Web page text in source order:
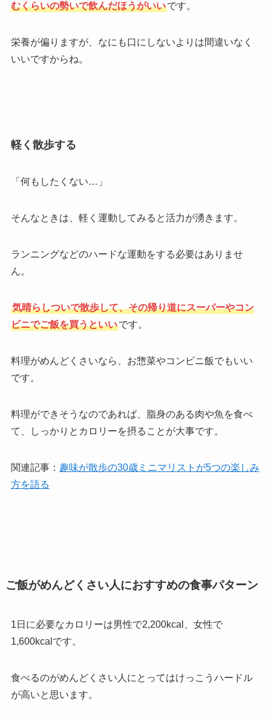
むくらいの勢いで飲んだほうがいいです。
栄養が偏りますが、なにも口にしないよりは間違いなく
いいですからね。
軽く散歩する
「何もしたくない…」
そんなときは、軽く運動してみると活力が湧きます。
ランニングなどのハードな運動をする必要はありませ
ん。
気晴らしついで散歩して、その帰り道にスーパーやコン
ビニでご飯を買うといいです。
料理がめんどくさいなら、お惣菜やコンビニ飯でもいい
です。
料理ができそうなのであれば、脂身のある肉や魚を食べ
て、しっかりとカロリーを摂ることが大事です。
関連記事： 趣味が散歩の30歳ミニマリストが5つの楽しみ
方を語る
ご飯がめんどくさい人におすすめの食事パターン
1日に必要なカロリーは男性で2,200kcal、女性で
1,600kcalです。
食べるのがめんどくさい人にとってはけっこうハードル
が高いと思います。